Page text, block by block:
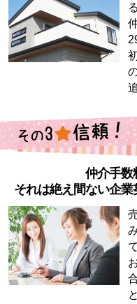
る
仲介手数
それは絶え間ない企業